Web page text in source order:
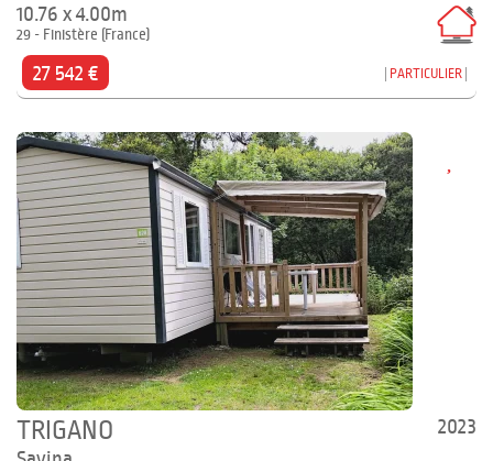
10.76 x 4.00m
29 - Finistère (France)
27 542 € PARTICULIER
2023
TRIGANO